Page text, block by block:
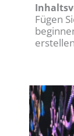
Fügen
erstellen